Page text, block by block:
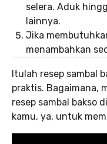
selera. Aduk
lainnya.
Jika
menambahkan
Itulah resep sambal
praktis. Bagaimana,
resep sambal bakso
kamu, ya, untuk